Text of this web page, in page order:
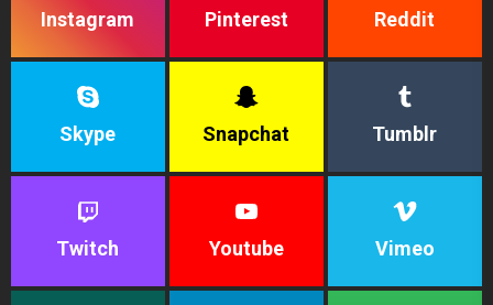
Instagram Pinterest Reddit
Skype Snapchat Tumblr
Twitch Youtube Vimeo